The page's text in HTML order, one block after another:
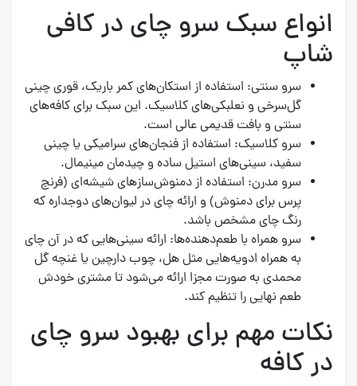
انواع سبک سرو چای در کافی
شاپ
سرو سنتی: استفاده از استکان‌های کمر باریک، قوری چینی
گل‌سرخی و نعلبکی‌های کلاسیک. این سبک برای کافه‌های
سنتی و بافت قدیمی عالی است.
سرو کلاسیک: استفاده از فنجان‌های سرامیکی یا چینی
سفید، سینی‌های استیل ساده و چیدمان مینیمال.
سرو مدرن: استفاده از دمنوش‌سازهای شیشه‌ای (فرنچ
پرس برای دمنوش) و ارائه چای در لیوان‌های دوجداره که
رنگ چای مشخص باشد.
سرو همراه با طعم‌دهنده‌ها: ارائه سینی‌هایی که در آن چای
به همراه ادویه‌هایی مثل هل، چوب دارچین یا غنچه گل
محمدی به صورت مجزا ارائه می‌شود تا مشتری خودش
طعم نهایی را تنظیم کند.
نکات مهم برای بهبود سرو چای
در کافه